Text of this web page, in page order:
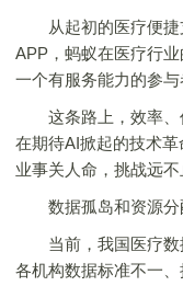
从起初的医疗便捷
APP，蚂蚁在医疗行
一个有服务能力的参与
这条路上，效率、
在期待AI掀起的技术
业事关人命，挑战远
数据孤岛和资源分
当前，我国医疗数
各机构数据标准不一